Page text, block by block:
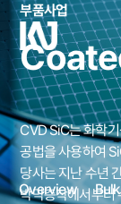
케
이
엔
제
이
부품사업
CVD SiC는 화학
공법을 사용하여
당사는 지난 수년
박막층착에서부터
Overview